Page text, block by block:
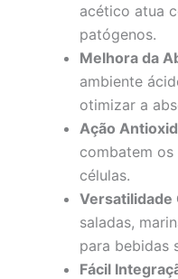
acético atua
patógenos.
Melhora da
ambiente
otimizar a
Ação
combatem
células.
Versatilidade
saladas,
para bebidas
Fácil